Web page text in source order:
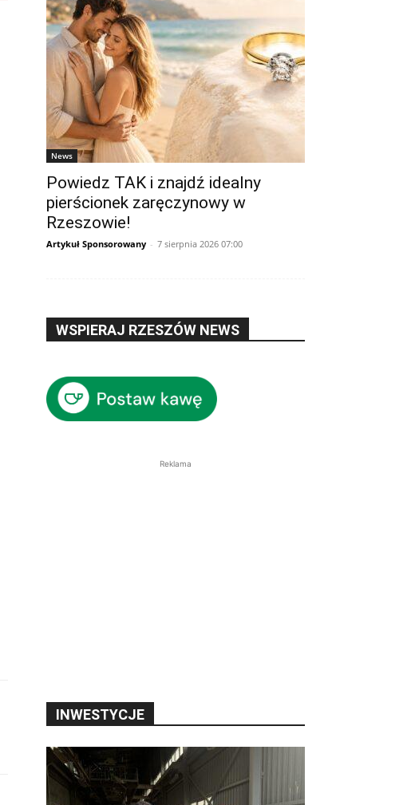
News
Powiedz TAK i znajdź idealny
pierścionek zaręczynowy w
Rzeszowie!
Artykuł Sponsorowany - 7 sierpnia 2026 07:00
WSPIERAJ RZESZÓW NEWS
Reklama
INWESTYCJE